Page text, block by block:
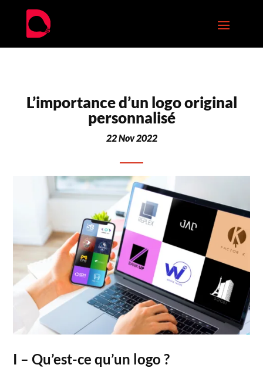
L’importance d’un logo original
personnalisé
22 Nov 2022
I – Qu’est-ce qu’un logo ?